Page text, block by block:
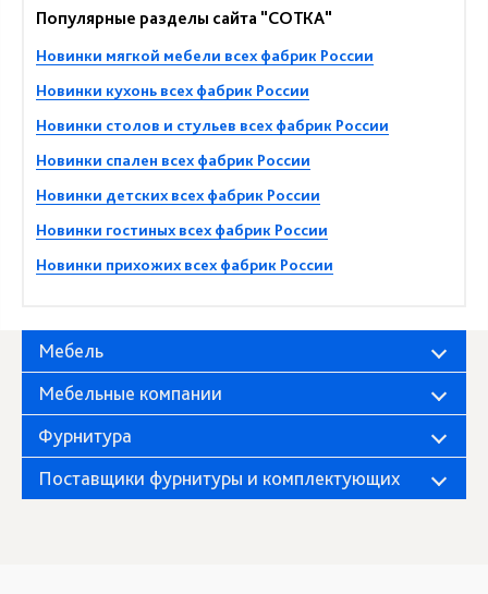
Популярные разделы сайта "СОТКА"
Новинки мягкой мебели всех фабрик России
Новинки кухонь всех фабрик России
Новинки столов и стульев всех фабрик России
Новинки спален всех фабрик России
Новинки детских всех фабрик России
Новинки гостиных всех фабрик России
Новинки прихожих всех фабрик России
Мебель
Мебельные компании
Фурнитура
Поставщики фурнитуры и комплектующих